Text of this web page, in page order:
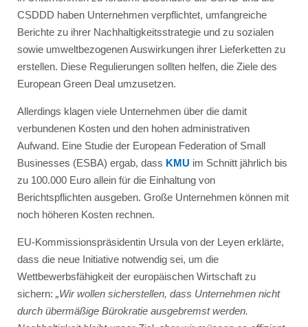
CSDDD haben Unternehmen verpflichtet, umfangreiche
Berichte zu ihrer Nachhaltigkeitsstrategie und zu sozialen
sowie umweltbezogenen Auswirkungen ihrer Lieferketten zu
erstellen. Diese Regulierungen sollten helfen, die Ziele des
European Green Deal umzusetzen.
Allerdings klagen viele Unternehmen über die damit
verbundenen Kosten und den hohen administrativen
Aufwand. Eine Studie der European Federation of Small
Businesses (ESBA) ergab, dass KMU im Schnitt jährlich bis
zu 100.000 Euro allein für die Einhaltung von
Berichtspflichten ausgeben. Große Unternehmen können mit
noch höheren Kosten rechnen.
EU-Kommissionspräsidentin Ursula von der Leyen erklärte,
dass die neue Initiative notwendig sei, um die
Wettbewerbsfähigkeit der europäischen Wirtschaft zu
sichern: „Wir wollen sicherstellen, dass Unternehmen nicht
durch übermäßige Bürokratie ausgebremst werden.